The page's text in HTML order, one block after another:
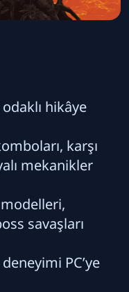
hikâye
karşı
mekanikler
savaşları
PC’ye